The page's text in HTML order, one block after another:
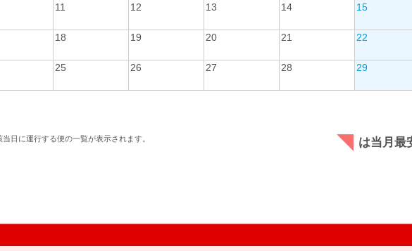
11 12 13 14 15
18 19 20 21 22
25 26 27 28 29
日に運行する便の一覧が表示されます。 は当月最